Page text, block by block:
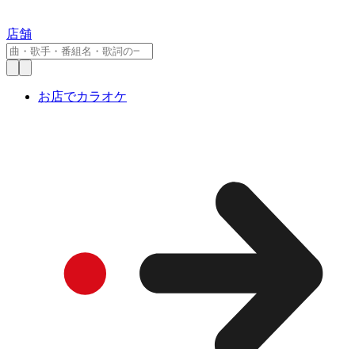
店舗
お店でカラオケ